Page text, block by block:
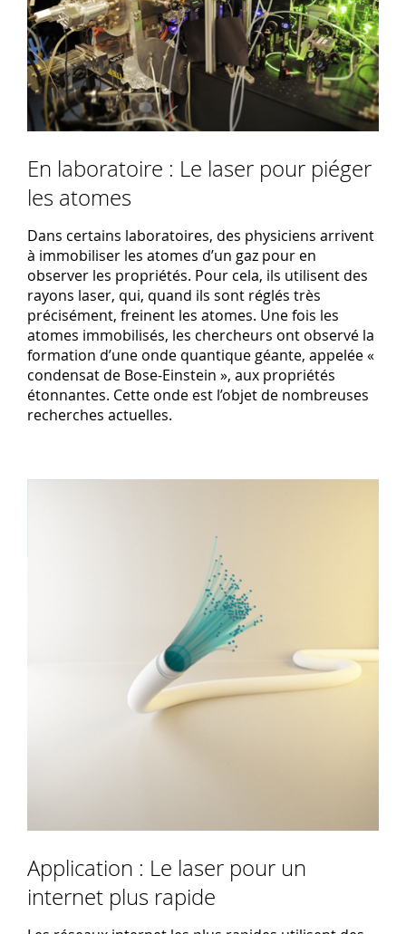
En laboratoire : Le laser pour piéger
les atomes
Dans certains laboratoires, des physiciens arrivent
à immobiliser les atomes d’un gaz pour en
observer les propriétés. Pour cela, ils utilisent des
rayons laser, qui, quand ils sont réglés très
précisément, freinent les atomes. Une fois les
atomes immobilisés, les chercheurs ont observé la
formation d’une onde quantique géante, appelée «
condensat de Bose-Einstein », aux propriétés
étonnantes. Cette onde est l’objet de nombreuses
recherches actuelles.
Application : Le laser pour un
internet plus rapide